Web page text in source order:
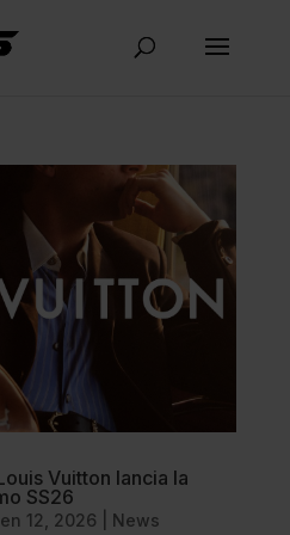
Vuitton lancia la
SS26
12, 2026 News